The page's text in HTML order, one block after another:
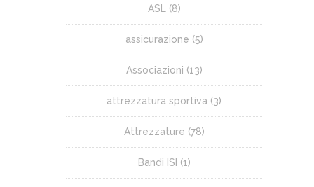
ASL(8)
assicurazione (5)
Associazioni (13)
attrezzatura sportiva (3)
Attrezzature (78)
Bandi ISI (1)